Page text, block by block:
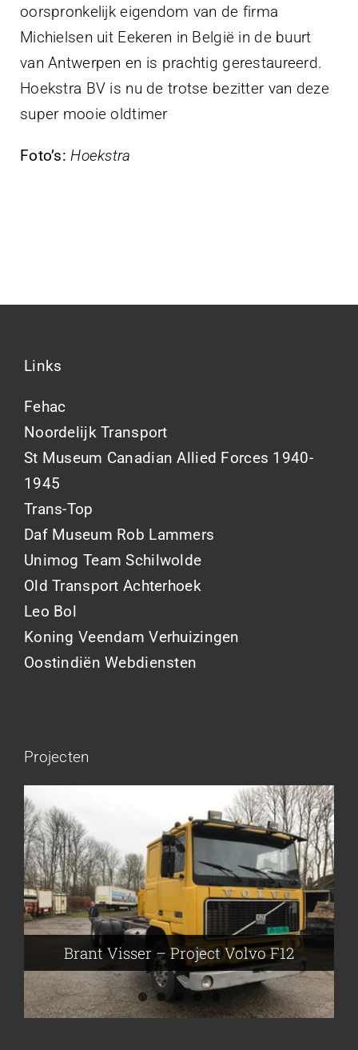
oorspronkelijk eigendom van de firma
Michielsen uit Eekeren in België in de buurt
van Antwerpen en is prachtig gerestaureerd.
Hoekstra BV is nu de trotse bezitter van deze
super mooie oldtimer
Foto’s: Hoekstra
Links
Fehac
Noordelijk Transport
St Museum Canadian Allied Forces 1940-
1945
Trans-Top
Daf Museum Rob Lammers
Unimog Team Schilwolde
Old Transport Achterhoek
Leo Bol
Koning Veendam Verhuizingen
Oostindiën Webdiensten
Projecten
Brant Visser – Project Volvo F12
Flikkema – Spijk
Brant Visser – Project Volvo F88
Auke van der Kooi – Projekt Scania
John Moesker – Project Bedford